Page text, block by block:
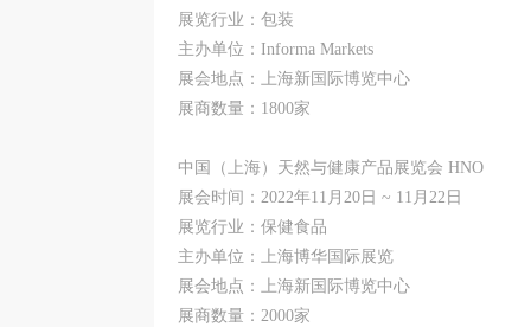
展览行业：包装
主办单位：Informa Markets
展会地点：上海新国际博览中心
展商数量：1800家
中国（上海）天然与健康产品展览会 HNO
展会时间：2022年11月20日 ~ 11月22日
展览行业：保健食品
主办单位：上海博华国际展览
展会地点：上海新国际博览中心
展商数量：2000家